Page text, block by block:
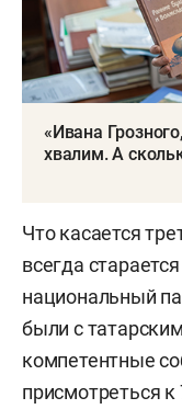
«Ивана
хвалим. А
Что касается
всегда
национальный
были с
компетентные
присмотреться